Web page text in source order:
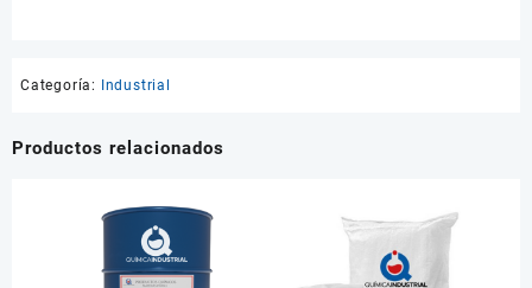
Categoría: Industrial
Productos relacionados